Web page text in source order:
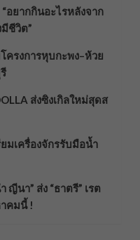
อยากกินอะไรหลังจาก
ชีวิต”
ครงการหุบกะพง–ห้วย
ส่งซิงเกิลใหม่สุดส
มเครื่องจักรรับมือน้ำ
นา” ส่ง “ธาตรี” เรต
คมนี้ !